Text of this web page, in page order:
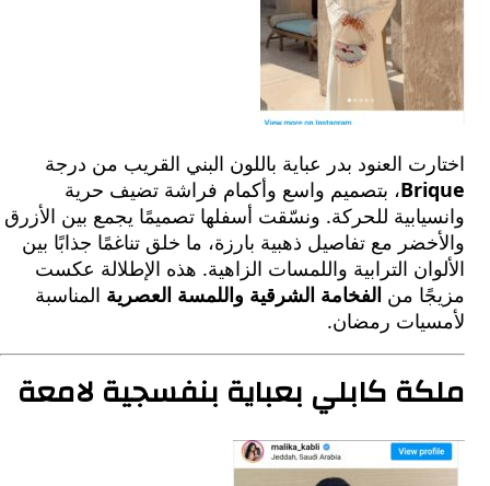
العنود بدر عباية باللون البني القريب من درجة
، بتصميم واسع وأكمام فراشة تضيف حرية
للحركة. ونسّقت أسفلها تصميمًا يجمع بين الأزرق
مع تفاصيل ذهبية بارزة، ما خلق تناغمًا جذابًا بين
الترابية واللمسات الزاهية. هذه الإطلالة عكست
من الفخامة الشرقية واللمسة العصريةالمناسبة
رمضان.
كابلي بعباية بنفسجية لامعة